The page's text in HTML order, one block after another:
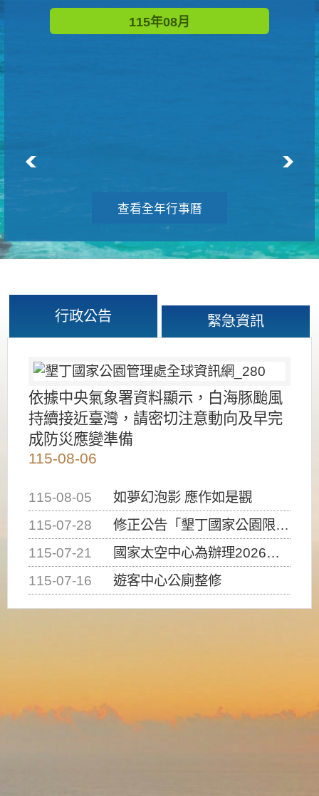
115年08月
查看全年行事曆
行政公告 緊急資訊
依據中央氣象署資料顯示，白海豚颱風
持續接近臺灣，請密切注意動向及早完
成防災應變準備
115-08-06
115-08-05
如夢幻泡影 應作如是觀
115-07-28
修正公告「墾丁國家公園限制水域遊憩活動之種類、範圍、時間及行為」，自即日生效。
115-07-21
國家太空中心為辦理2026台灣盃火箭競賽，陸、海、空域警戒及協調相關事宜，因颱風備案事宜
115-07-16
遊客中心公廁整修